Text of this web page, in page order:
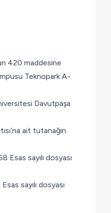
420 maddesine
Teknopark A-
Davutpaşa
ait tutanağın
Esas sayılı dosyası
sayılı dosyası